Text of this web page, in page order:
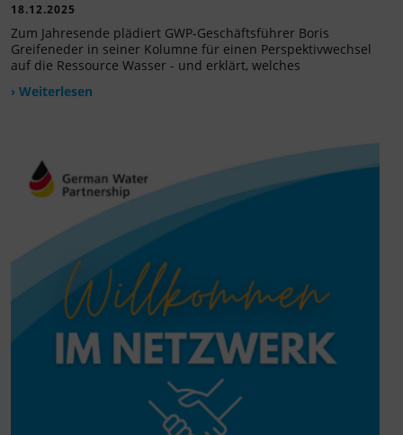
18.12.2025
Zum Jahresende plädiert GWP-Geschäftsführer Boris
Greifeneder in seiner Kolumne für einen Perspektivwechsel
auf die Ressource Wasser - und erklärt, welches
› Weiterlesen